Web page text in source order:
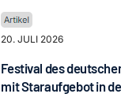
20. JULI 2026
Festival des
mit Staraufgebot in